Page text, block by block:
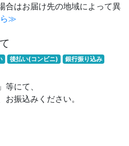
合はお届け先の地域によって異
ら≫
後払い(コンビニ) 銀行振り込み
等にて、
振込みください。